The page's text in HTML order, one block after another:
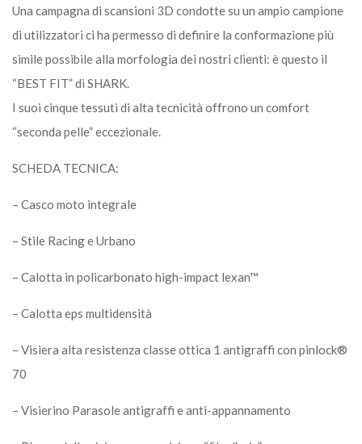
Una campagna di scansioni 3D condotte su un ampio campione
di utilizzatori ci ha permesso di definire la conformazione più
simile possibile alla morfologia dei nostri clienti: è questo il
“BEST FIT” di SHARK.
I suoi cinque tessuti di alta tecnicità offrono un comfort
“seconda pelle” eccezionale.
SCHEDA TECNICA:
– Casco moto integrale
– Stile Racing e Urbano
– Calotta in policarbonato high-impact lexan™
– Calotta eps multidensità
– Visiera alta resistenza classe ottica 1 antigraffi con pinlock®
70
– Visierino Parasole antigraffi e anti-appannamento